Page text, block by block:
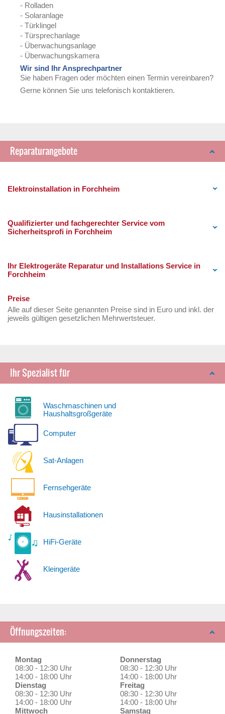
- Rolladen
- Solaranlage
- Türklingel
- Türsprechanlage
- Überwachungsanlage
- Überwachungskamera
Wir sind Ihr Ansprechpartner
Sie haben Fragen oder möchten einen Termin vereinbaren?
Gerne können Sie uns telefonisch kontaktieren.
Reparaturangebote
Elektroinstallation in Forchheim
Qualifizierter und fachgerechter Service vom
Sicherheitsprofi in Forchheim
Ihr Elektrogeräte Reparatur und Installations Service in
Forchheim
Preise
Alle auf dieser Seite genannten Preise sind in Euro und inkl. der
jeweils gültigen gesetzlichen Mehrwertsteuer.
Ihr Spezialist für
Waschmaschinen und
Haushaltsgroßgeräte
Computer
Sat-Anlagen
Fernsehgeräte
Hausinstallationen
HiFi-Geräte
Kleingeräte
Öffnungszeiten:
Montag
08:30 - 12:30 Uhr
14:00 - 18:00 Uhr
Dienstag
08:30 - 12:30 Uhr
14:00 - 18:00 Uhr
Mittwoch
Donnerstag
08:30 - 12:30 Uhr
14:00 - 18:00 Uhr
Freitag
08:30 - 12:30 Uhr
14:00 - 18:00 Uhr
Samstag